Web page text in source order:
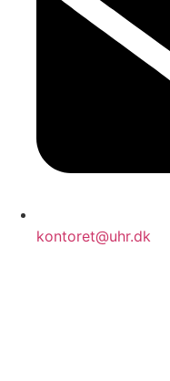
kontoret@uhr.dk